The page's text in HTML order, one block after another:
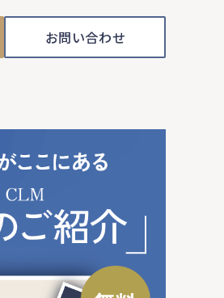
お問い合わせ